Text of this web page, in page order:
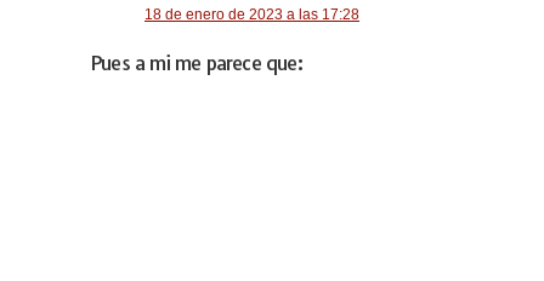
18 de enero de 2023 a las 17:28
Pues a mi me parece que: